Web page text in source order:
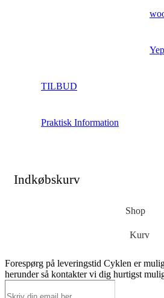
TILBUD
Praktisk Information
Indkøbskurv
Shop
Kurv
Forespørg på leveringstid Cyklen er
herunder så kontakter vi dig hurtigst